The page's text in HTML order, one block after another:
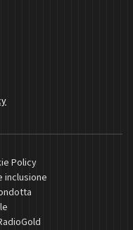
Policy
inclusione